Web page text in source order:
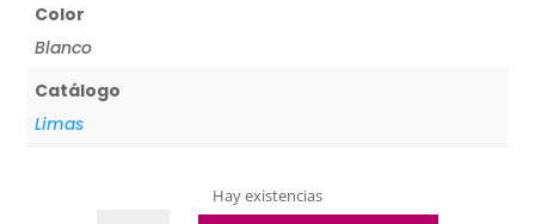
Color
Blanco
Catálogo
Limas
Hay existencias